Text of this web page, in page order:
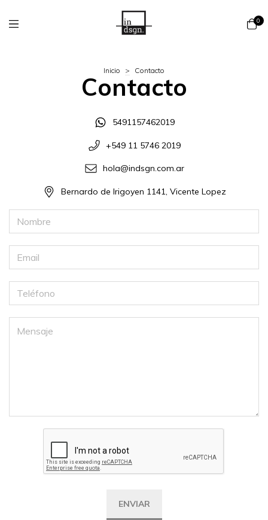
0
Inicio > Contacto
Contacto
5491157462019
+549 11 5746 2019
hola@indsgn.com.ar
Bernardo de Irigoyen 1141, Vicente Lopez